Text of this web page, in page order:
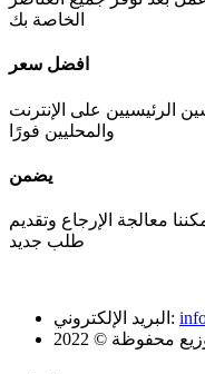
الخاصة بك
افضل سعر
الرئيسيين على الإنترنت
والمحليين فورًا
يضمن
معالجة الإرجاع وتقديم
طلب جديد
البريد الإلكتروني:
محفوظة © 2022